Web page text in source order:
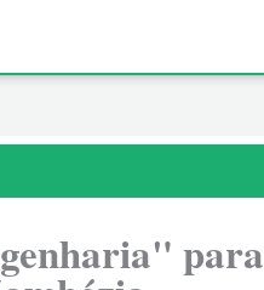
para